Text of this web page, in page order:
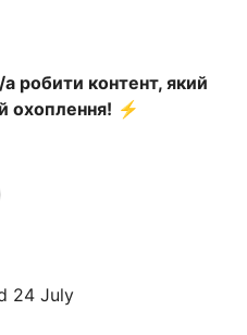
робити контент, який
охоплення! ⚡️
24 July